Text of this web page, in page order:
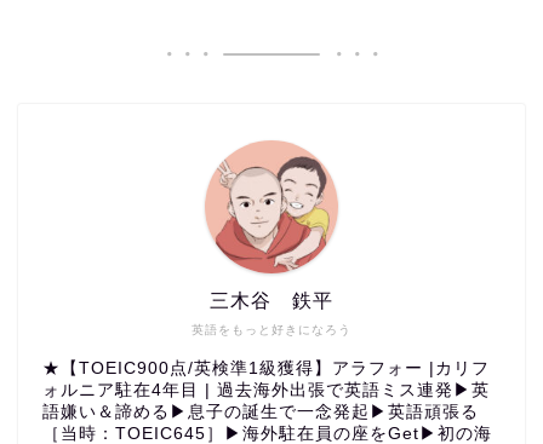
英語をもっと好きになろう
三木谷 鉄平
★【TOEIC900点/英検準1級獲得】アラフォー |カリフ
ォルニア駐在4年目 | 過去海外出張で英語ミス連発▶︎英
語嫌い＆諦める▶︎息子の誕生で一念発起▶︎英語頑張る
［当時：TOEIC645］▶︎海外駐在員の座をGet▶︎初の海